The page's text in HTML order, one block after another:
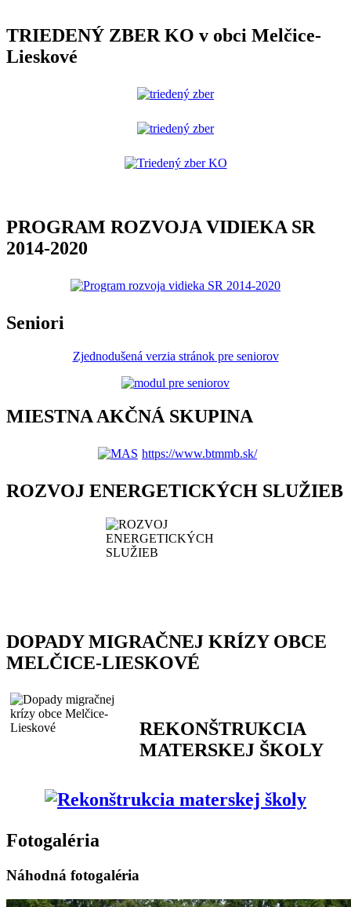
TRIEDENÝ ZBER KO v obci Melčice-
Lieskové
PROGRAM ROZVOJA VIDIEKA SR
2014-2020
Seniori
Zjednodušená verzia stránok pre seniorov
MIESTNA AKČNÁ SKUPINA
https://www.btmmb.sk/
ROZVOJ ENERGETICKÝCH SLUŽIEB
DOPADY MIGRAČNEJ KRÍZY OBCE
MELČICE-LIESKOVÉ
REKONŠTRUKCIA
MATERSKEJ ŠKOLY
Fotogaléria
Náhodná fotogaléria